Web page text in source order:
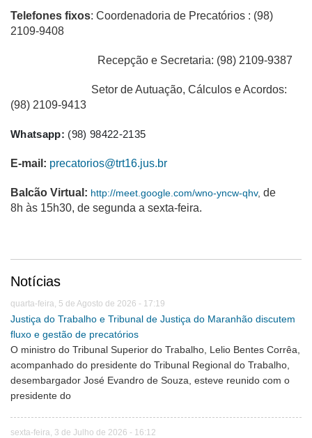
Telefones fixos: Coordenadoria de Precatórios : (98)
2109-9408
Recepção e Secretaria: (98) 2109-9387
Setor de Autuação, Cálculos e Acordos:
(98) 2109-9413
Whatsapp: (98) 98422-2135
E-mail: precatorios@trt16.jus.br
Balcão Virtual: http://meet.google.com/wno-yncw-qhv, de
8h às 15h30, de segunda a sexta-feira.
Notícias
quarta-feira, 5 de Agosto de 2026 - 17:19
Justiça do Trabalho e Tribunal de Justiça do Maranhão discutem
fluxo e gestão de precatórios
O ministro do Tribunal Superior do Trabalho, Lelio Bentes Corrêa,
acompanhado do presidente do Tribunal Regional do Trabalho,
desembargador José Evandro de Souza, esteve reunido com o
presidente do
sexta-feira, 3 de Julho de 2026 - 16:12